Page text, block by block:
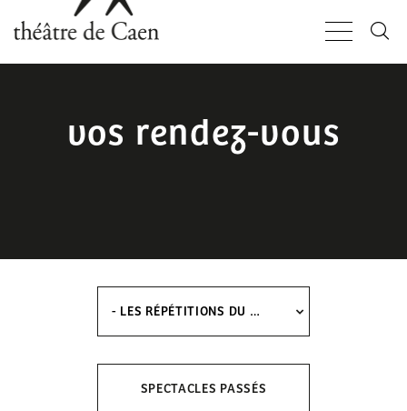
au
contenu
principal
vos rendez-vous
- LES RÉPÉTITIONS DU MERCREDI
SPECTACLES PASSÉS
Panneau de gestion des cookies